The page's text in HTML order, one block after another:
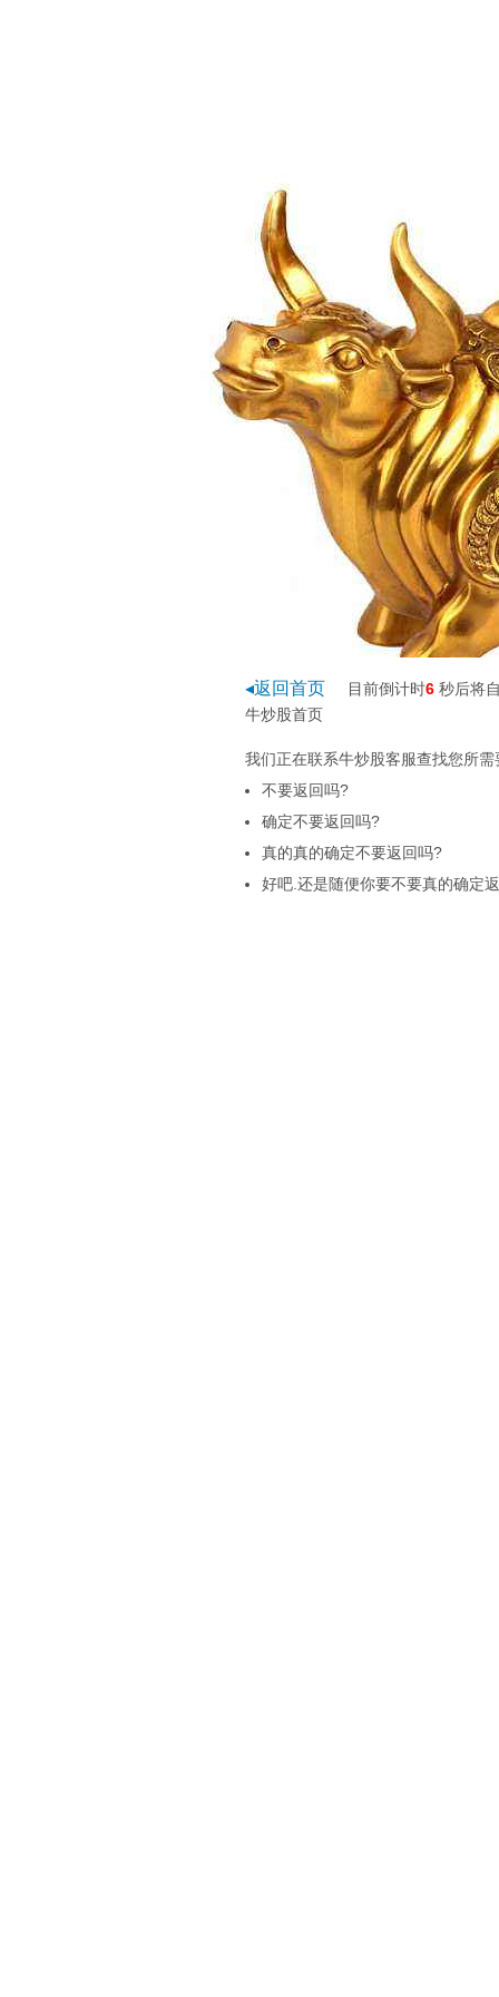
◂返回首页 目前倒计时5 秒后将
牛炒股首页
我们正在联系牛炒股客服查找您所
不要返回吗?
确定不要返回吗?
真的真的确定不要返回吗?
好吧.还是随便你要不要真的确定